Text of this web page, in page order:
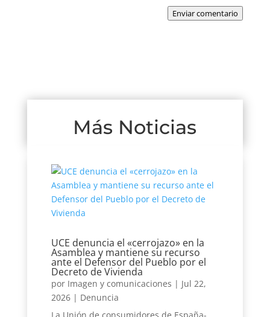
Enviar comentario
Más Noticias
UCE denuncia el «cerrojazo» en la
Asamblea y mantiene su recurso
ante el Defensor del Pueblo por el
Decreto de Vivienda
por Imagen y comunicaciones | Jul 22,
2026| Denuncia
La Unión de consumidores de España-